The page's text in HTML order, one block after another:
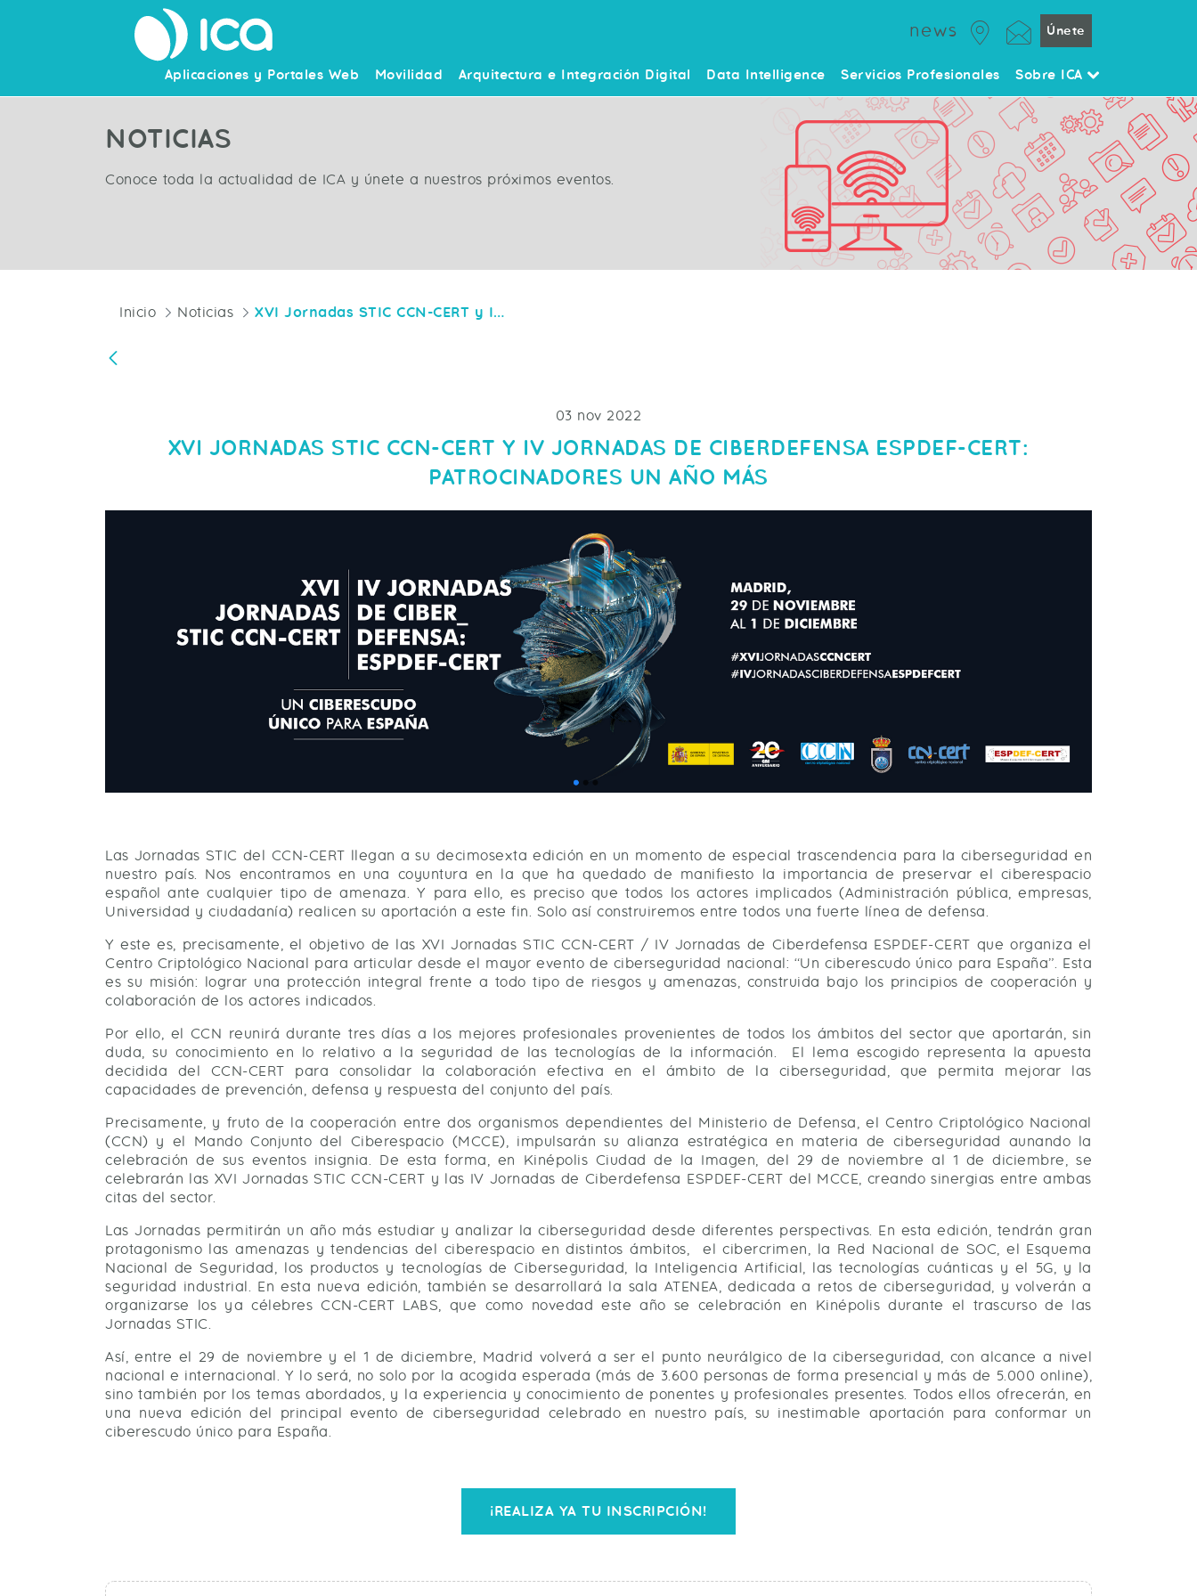
news Únete
Aplicaciones y Portales Web Movilidad Arquitectura e Integración Digital Data Intelligence Servicios Profesionales Sobre ICA
NOTICIAS
Conoce toda la actualidad de ICA y únete a nuestros próximos eventos.
Inicio Noticias XVI Jornadas STIC CCN-CERT y IV Jornadas de Ciberdefensa ESPDEF-CERT
03 nov 2022
XVI JORNADAS STIC CCN-CERT Y IV JORNADAS DE CIBERDEFENSA ESPDEF-CERT:
PATROCINADORES UN AÑO MÁS
Las Jornadas STIC del CCN-CERT llegan a su decimosexta edición en un momento de especial trascendencia para la ciberseguridad en
nuestro país. Nos encontramos en una coyuntura en la que ha quedado de manifiesto la importancia de preservar el ciberespacio
español ante cualquier tipo de amenaza. Y para ello, es preciso que todos los actores implicados (Administración pública, empresas,
Universidad y ciudadanía) realicen su aportación a este fin. Solo así construiremos entre todos una fuerte línea de defensa.
Y este es, precisamente, el objetivo de las XVI Jornadas STIC CCN-CERT / IV Jornadas de Ciberdefensa ESPDEF-CERT que organiza el
Centro Criptológico Nacional para articular desde el mayor evento de ciberseguridad nacional: “Un ciberescudo único para España”. Esta
es su misión: lograr una protección integral frente a todo tipo de riesgos y amenazas, construida bajo los principios de cooperación y
colaboración de los actores indicados.
Por ello, el CCN reunirá durante tres días a los mejores profesionales provenientes de todos los ámbitos del sector que aportarán, sin
duda, su conocimiento en lo relativo a la seguridad de las tecnologías de la información. El lema escogido representa la apuesta
decidida del CCN-CERT para consolidar la colaboración efectiva en el ámbito de la ciberseguridad, que permita mejorar las
capacidades de prevención, defensa y respuesta del conjunto del país.
Precisamente, y fruto de la cooperación entre dos organismos dependientes del Ministerio de Defensa, el Centro Criptológico Nacional
(CCN) y el Mando Conjunto del Ciberespacio (MCCE), impulsarán su alianza estratégica en materia de ciberseguridad aunando la
celebración de sus eventos insignia. De esta forma, en Kinépolis Ciudad de la Imagen, del 29 de noviembre al 1 de diciembre, se
celebrarán las XVI Jornadas STIC CCN-CERT y las IV Jornadas de Ciberdefensa ESPDEF-CERT del MCCE, creando sinergias entre ambas
citas del sector.
Las Jornadas permitirán un año más estudiar y analizar la ciberseguridad desde diferentes perspectivas. En esta edición, tendrán gran
protagonismo las amenazas y tendencias del ciberespacio en distintos ámbitos, el cibercrimen, la Red Nacional de SOC, el Esquema
Nacional de Seguridad, los productos y tecnologías de Ciberseguridad, la Inteligencia Artificial, las tecnologías cuánticas y el 5G, y la
seguridad industrial. En esta nueva edición, también se desarrollará la sala ATENEA, dedicada a retos de ciberseguridad, y volverán a
organizarse los ya célebres CCN-CERT LABS, que como novedad este año se celebración en Kinépolis durante el trascurso de las
Jornadas STIC.
Así, entre el 29 de noviembre y el 1 de diciembre, Madrid volverá a ser el punto neurálgico de la ciberseguridad, con alcance a nivel
nacional e internacional. Y lo será, no solo por la acogida esperada (más de 3.600 personas de forma presencial y más de 5.000 online),
sino también por los temas abordados, y la experiencia y conocimiento de ponentes y profesionales presentes. Todos ellos ofrecerán, en
una nueva edición del principal evento de ciberseguridad celebrado en nuestro país, su inestimable aportación para conformar un
ciberescudo único para España.
¡REALIZA YA TU INSCRIPCIÓN!